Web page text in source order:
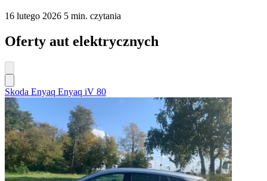
16 lutego 2026 5 min. czytania
Oferty aut elektrycznych
Skoda Enyaq Enyaq iV 80